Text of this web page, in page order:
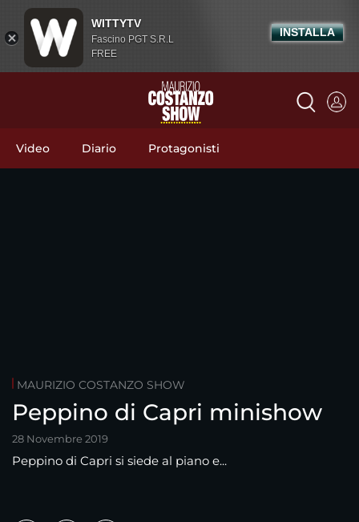
Video Diario Protagonisti
MAURIZIO COSTANZO SHOW
Peppino di Capri minishow
28 Novembre 2019
Peppino di Capri si siede al piano e...
WITTYTV
Fascino PGT S.R.L
FREE
INSTALLA